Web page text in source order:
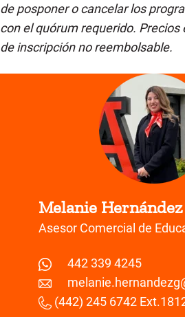
de posponer o cancelar los
con el quórum requerido.
de inscripción no reembolsable.
Melanie Hernández
Asesor Comercial de
442 339 4245
(442) 245 6742